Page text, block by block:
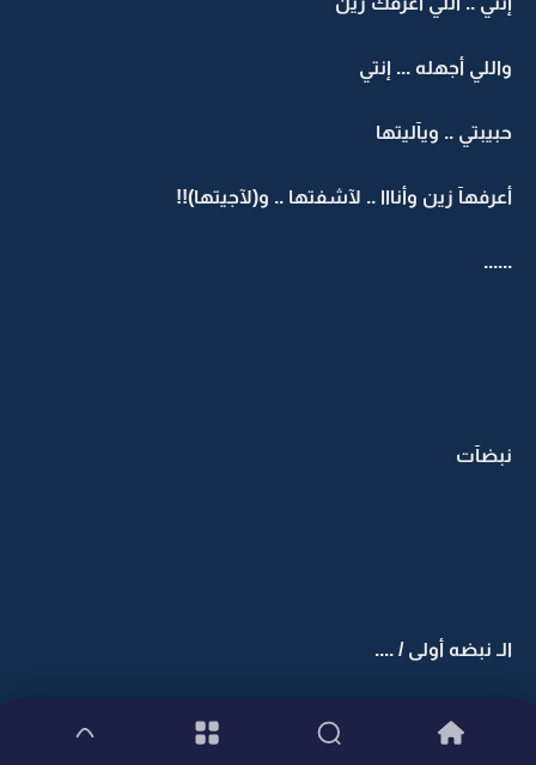
واللي أجهله ... إنتي
حبيبتي .. ويآليتها
أعرفهآ زين وأنااا .. لآشفتها .. و(لآجيتها)!!
......
نبضآت
الـ نبضه أولى / ....